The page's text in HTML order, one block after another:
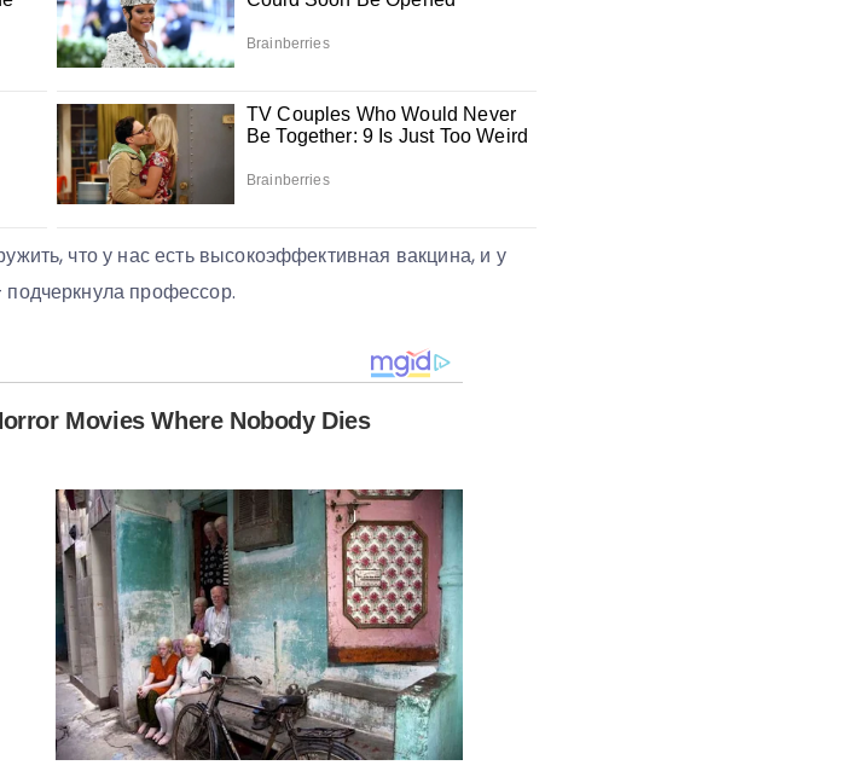
что у нас есть высокоэффективная вакцина, и у
подчеркнула профессор.